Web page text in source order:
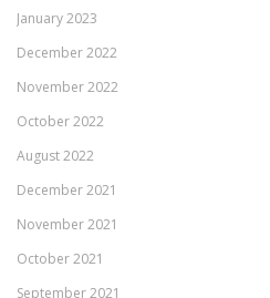
January 2023
December 2022
November 2022
October 2022
August 2022
December 2021
November 2021
October 2021
September 2021